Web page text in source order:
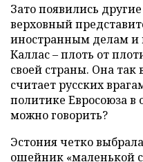
Зато появились
верховный
иностранным делам и
Каллас – плоть от
своей страны. Она так
считает русских
политике Евросоюза
можно говорить?
Эстония четко
ошейник «маленькой